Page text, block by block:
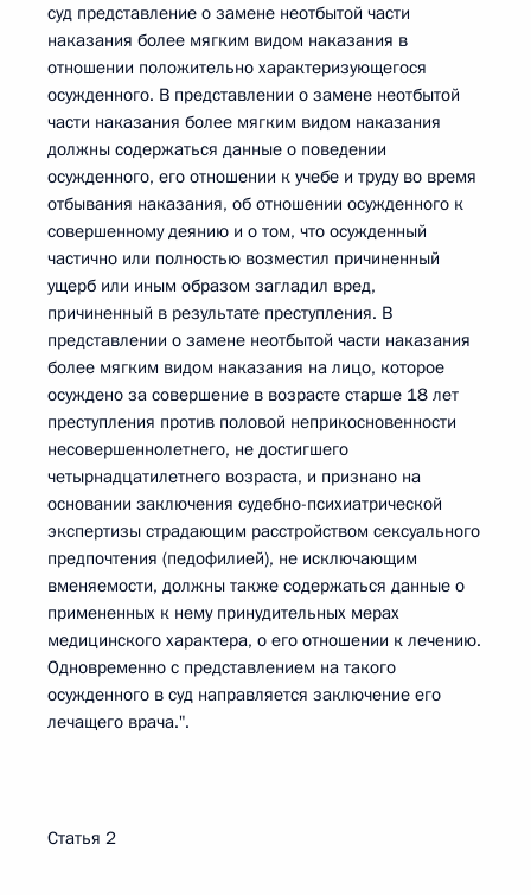
суд представление о замене неотбытой части
наказания более мягким видом наказания в
отношении положительно характеризующегося
осужденного. В представлении о замене неотбытой
части наказания более мягким видом наказания
должны содержаться данные о поведении
осужденного, его отношении к учебе и труду во время
отбывания наказания, об отношении осужденного к
совершенному деянию и о том, что осужденный
частично или полностью возместил причиненный
ущерб или иным образом загладил вред,
причиненный в результате преступления. В
представлении о замене неотбытой части наказания
более мягким видом наказания на лицо, которое
осуждено за совершение в возрасте старше 18 лет
преступления против половой неприкосновенности
несовершеннолетнего, не достигшего
четырнадцатилетнего возраста, и признано на
основании заключения судебно-психиатрической
экспертизы страдающим расстройством сексуального
предпочтения (педофилией), не исключающим
вменяемости, должны также содержаться данные о
примененных к нему принудительных мерах
медицинского характера, о его отношении к лечению.
Одновременно с представлением на такого
осужденного в суд направляется заключение его
лечащего врача.".
Статья 2